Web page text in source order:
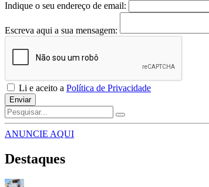
Indique o seu endereço de email:
Escreva aqui a sua mensagem:
Li e aceito a Política de Privacidade
Enviar
ANUNCIE AQUI
Destaques